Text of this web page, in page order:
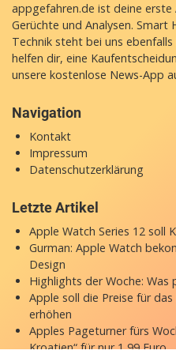
appgefahren.de ist deine
Gerüchte und Analysen.
Technik steht bei uns
helfen dir, eine
unsere kostenlose News-App
Navigation
Kontakt
Impressum
Datenschutzerklärung
Letzte Artikel
Apple Watch Series 12 soll
Gurman: Apple Watch
Design
Highlights der Woche:
Apple soll die Preise für
erhöhen
Apples Pageturner fürs
Kroatien“ für nur 1,99 Euro